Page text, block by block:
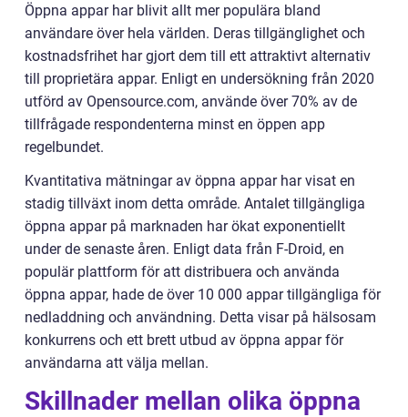
Öppna appar har blivit allt mer populära bland
användare över hela världen. Deras tillgänglighet och
kostnadsfrihet har gjort dem till ett attraktivt alternativ
till proprietära appar. Enligt en undersökning från 2020
utförd av Opensource.com, använde över 70% av de
tillfrågade respondenterna minst en öppen app
regelbundet.
Kvantitativa mätningar av öppna appar har visat en
stadig tillväxt inom detta område. Antalet tillgängliga
öppna appar på marknaden har ökat exponentiellt
under de senaste åren. Enligt data från F-Droid, en
populär plattform för att distribuera och använda
öppna appar, hade de över 10 000 appar tillgängliga för
nedladdning och användning. Detta visar på hälsosam
konkurrens och ett brett utbud av öppna appar för
användarna att välja mellan.
Skillnader mellan olika öppna